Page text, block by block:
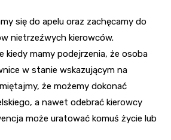
się do apelu oraz zachęcamy do
nietrzeźwych kierowców.
kiedy mamy podejrzenia, że osoba
w stanie wskazującym na
że możemy dokonać
a nawet odebrać kierowcy
może uratować komuś życie lub